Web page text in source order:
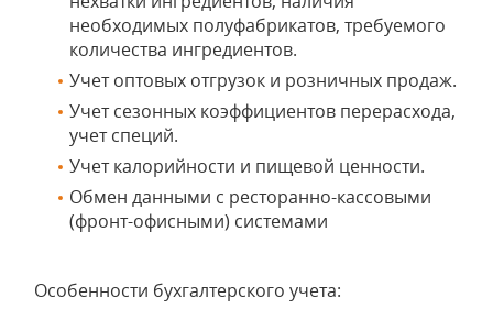
необходимых полуфабрикатов, требуемого
количества ингредиентов.
Учет оптовых отгрузок и розничных продаж.
Учет сезонных коэффициентов перерасхода,
учет специй.
Учет калорийности и пищевой ценности.
Обмен данными с ресторанно-кассовыми
(фронт-офисными) системами
Особенности бухгалтерского учета: